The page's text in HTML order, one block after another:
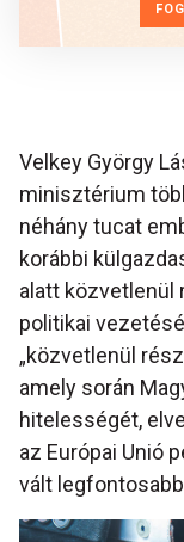
Velkey György
minisztérium
néhány tucat
korábbi
alatt közvetlenül
politikai
„közvetlenül
amely során
hitelességét,
az Európai Unió
vált